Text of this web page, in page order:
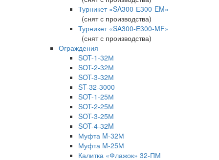
Турникет «SA300-Е300-EM»
(снят с производства)
Турникет «SA300-Е300-MF»
(снят с производства)
Ограждения
SOT-1-32М
SOT-2-32М
SOT-3-32М
ST-32-3000
SOT-1-25М
SOT-2-25М
SOT-3-25М
SOT-4-32M
Муфта M-32М
Муфта M-25М
Калитка «Флажок» 32-ПМ